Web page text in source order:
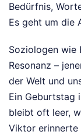
Bedürfnis,
Es geht um die
Soziologen wie
Resonanz –
der Welt und
Ein Geburtstag
bleibt oft leer,
Viktor erinnerte